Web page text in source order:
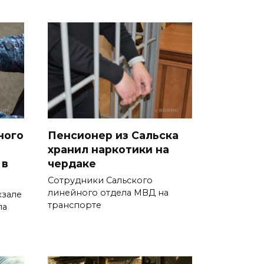
женщине с ребенком на
трассе М-4 «Дон»
07 августа 2026 14:33
В Батайске в заброшенном
здании произошло короткое
07 августа 2026 14:30
Учиться, чтобы работать
07 августа 2026 14:28
Пенсионер из Сальска
хранил наркотики на
чердаке
Сотрудники Сальского
линейного отдела МВД на
транспорте